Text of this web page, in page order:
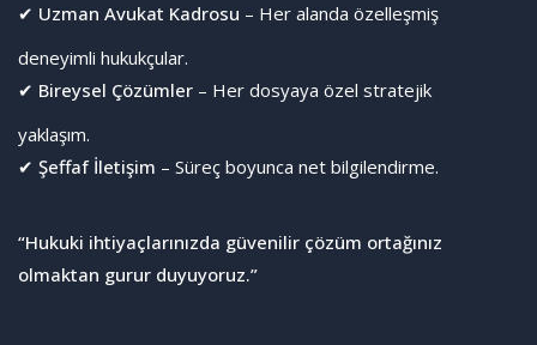
✔ Uzman Avukat Kadrosu – Her alanda özelleşmiş
deneyimli hukukçular.
✔ Bireysel Çözümler – Her dosyaya özel stratejik
yaklaşım.
✔ Şeffaf İletişim – Süreç boyunca net bilgilendirme.
“Hukuki ihtiyaçlarınızda güvenilir çözüm ortağınız
olmaktan gurur duyuyoruz.”